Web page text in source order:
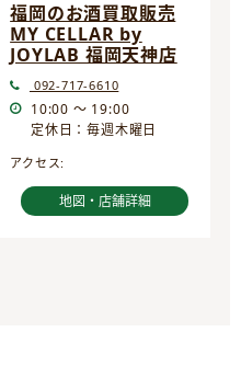
福岡のお酒買取販売
MY CELLAR by
JOYLAB 福岡天神店
092-717-6610
10:00 ～ 19:00
定休日：毎週木曜日
アクセス:
地図・店舗詳細